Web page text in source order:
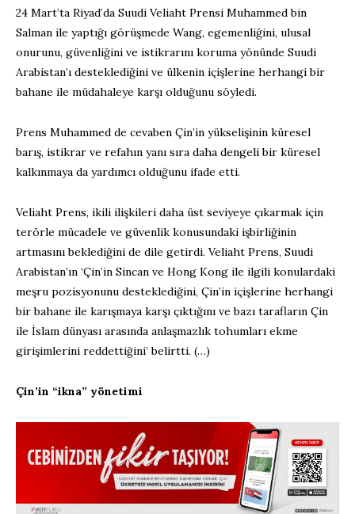
24 Mart’ta Riyad’da Suudi Veliaht Prensi Muhammed bin
Salman ile yaptığı görüşmede Wang, egemenliğini, ulusal
onurunu, güvenliğini ve istikrarını koruma yönünde Suudi
Arabistan’ı desteklediğini ve ülkenin içişlerine herhangi bir
bahane ile müdahaleye karşı olduğunu söyledi.
Prens Muhammed de cevaben Çin’in yükselişinin küresel
barış, istikrar ve refahın yanı sıra daha dengeli bir küresel
kalkınmaya da yardımcı olduğunu ifade etti.
Veliaht Prens, ikili ilişkileri daha üst seviyeye çıkarmak için
terörle mücadele ve güvenlik konusundaki işbirliğinin
artmasını beklediğini de dile getirdi. Veliaht Prens, Suudi
Arabistan’ın ‘Çin’in Sincan ve Hong Kong ile ilgili konulardaki
meşru pozisyonunu desteklediğini, Çin’in içişlerine herhangi
bir bahane ile karışmaya karşı çıktığını ve bazı tarafların Çin
ile İslam dünyası arasında anlaşmazlık tohumları ekme
girişimlerini reddettiğini’ belirtti. (…)
Çin’in “ikna” yönetimi